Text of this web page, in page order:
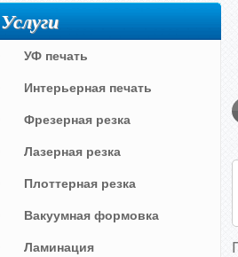
Услуги
УФ печать
Интерьерная печать
Фрезерная резка
Лазерная резка
Плоттерная резка
Вакуумная формовка
Ламинация